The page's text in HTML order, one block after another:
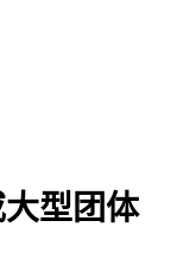
型团体